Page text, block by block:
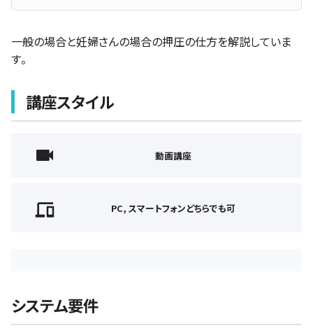
一般の場合と妊婦さんの場合の押圧の仕方を解説していま
す。
講座スタイル
動画講座
PC, スマートフォンどちらでも可
システム要件